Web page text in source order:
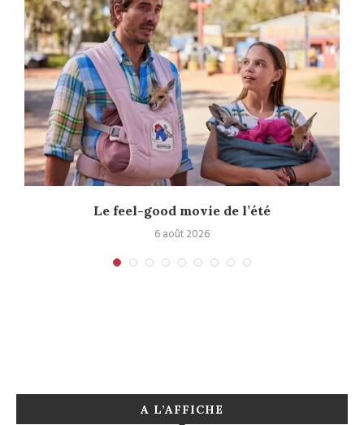
Le feel-good movie de l’été
6 août 2026
A L’AFFICHE